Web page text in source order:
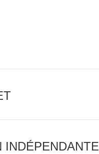
INDÉPENDANTE